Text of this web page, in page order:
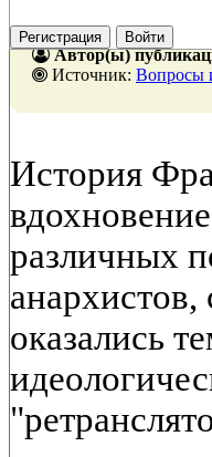
Регистрация Войти
Автор(ы)
Источник: Вопросы
История
различных
оказались